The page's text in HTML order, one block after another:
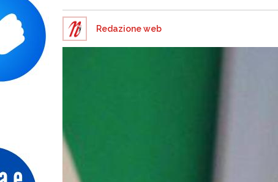
Redazione web